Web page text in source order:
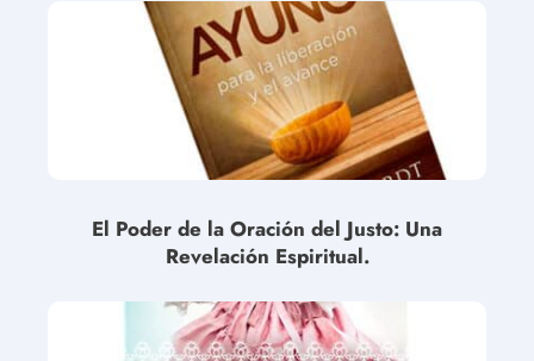
El Poder de la Oración del Justo: Una
Revelación Espiritual.